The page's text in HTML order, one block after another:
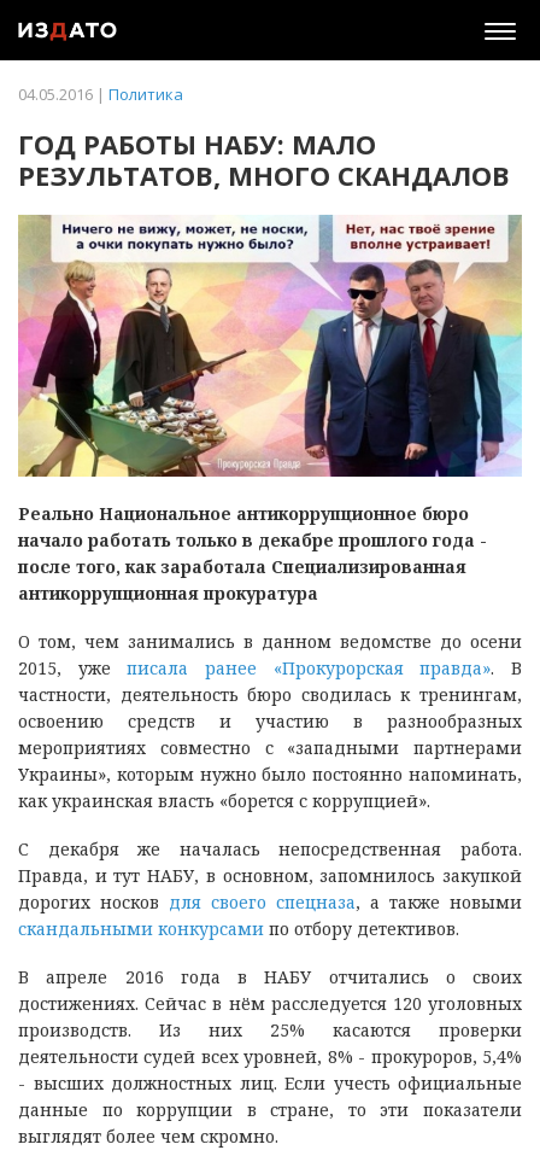
04.05.2016 | Политика
ГОД РАБОТЫ НАБУ: МАЛО
РЕЗУЛЬТАТОВ, МНОГО СКАНДАЛОВ
Реально Национальное антикоррупционное бюро
начало работать только в декабре прошлого года -
после того, как заработала Специализированная
антикоррупционная прокуратура
О том, чем занимались в данном ведомстве до осени
2015, ужеписала ранее «Прокурорская правда». В
частности, деятельность бюро сводилась к тренингам,
освоению средств и участию в разнообразных
мероприятиях совместно с «западными партнерами
Украины», которым нужно было постоянно напоминать,
как украинская власть «борется с коррупцией».
С декабря же началась непосредственная работа.
Правда, и тут НАБУ, в основном, запомнилось закупкой
дорогих носков для своего спецназа, а также новыми
скандальными конкурсами по отбору детективов.
В апреле 2016 года в НАБУ отчитались о своих
достижениях. Сейчас в нём расследуется 120 уголовных
производств. Из них 25% касаются проверки
деятельности судей всех уровней, 8% - прокуроров, 5,4%
- высших должностных лиц. Если учесть официальные
данные по коррупции в стране, то эти показатели
выглядят более чем скромно.